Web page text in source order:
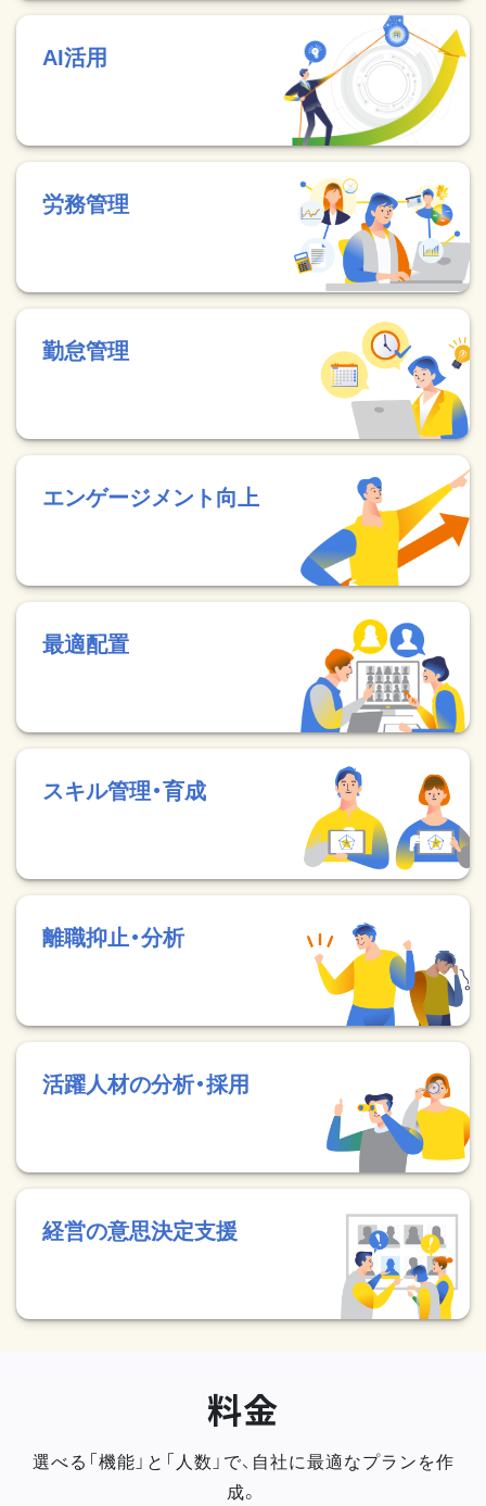
AI活用
労務管理
勤怠管理
エンゲージメント向上
最適配置
スキル管理・育成
離職抑止・分析
活躍人材の分析・採用
経営の意思決定支援
料金
選べる「機能」と「人数」で、自社に最適なプランを作
成。